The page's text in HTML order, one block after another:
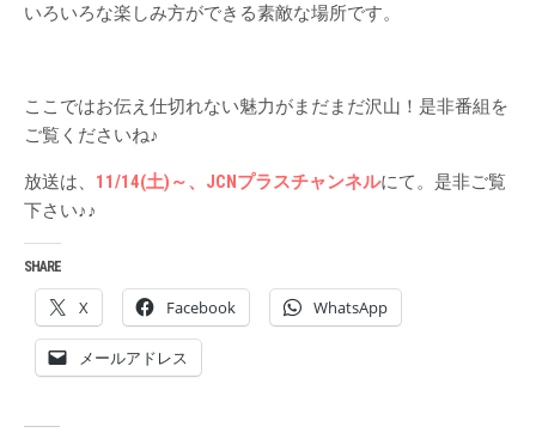
いろいろな楽しみ方ができる素敵な場所です。
ここではお伝え仕切れない魅力がまだまだ沢山！是非番組を
ご覧くださいね♪
放送は、 11/14(土)～、JCNプラスチャンネルにて。是非ご覧
下さい♪♪
SHARE
X Facebook WhatsApp
メールアドレス